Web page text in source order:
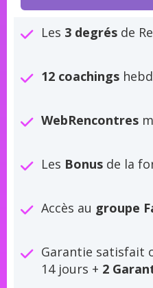
Les 3 degrés de
12 coachings
WebRencontres
Les Bonus de la
Accès au groupe
Garantie satisfait
14 jours + 2